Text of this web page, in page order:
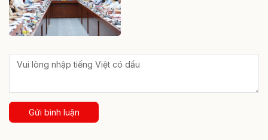
Gửi bình luận